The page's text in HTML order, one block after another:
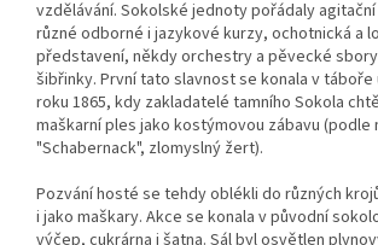
vzdělávání. Sokolské jednoty pořádaly
různé odborné i jazykové kurzy, ochotnická a
představení, někdy orchestry a pěvecké
šibřinky. První tato slavnost se konala v táboře
roku 1865, kdy zakladatelé tamního Sokola
maškarní ples jako kostýmovou zábavu (podle
"Schabernack", zlomyslný žert).
Pozvání hosté se tehdy oblékli do různých
i jako maškary. Akce se konala v původní